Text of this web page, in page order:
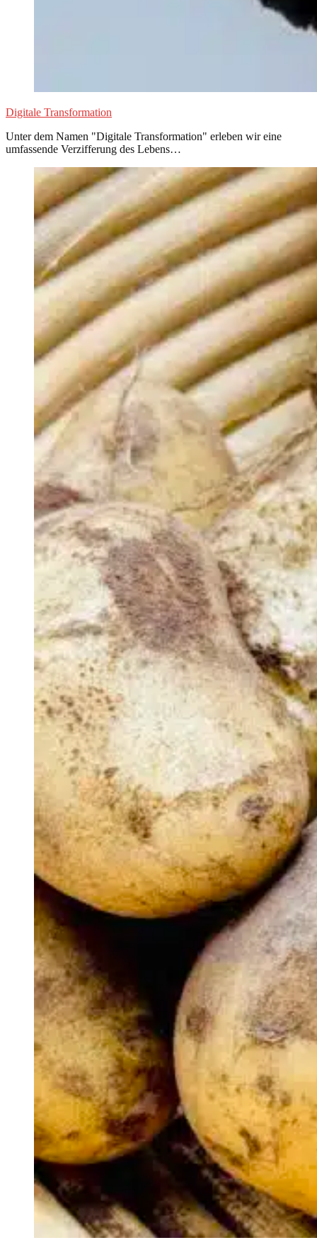
Digitale Transformation
Unter dem Namen "Digitale Transformation" erleben wir eine
umfassende Verzifferung des Lebens…